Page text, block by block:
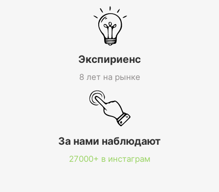
Экспириенс
8 лет на рынке
За нами наблюдают
27000+ в инстаграм